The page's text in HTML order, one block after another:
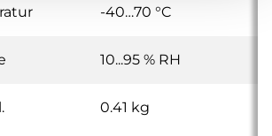
-40…70 °C
10...95 % RH
0.41 kg